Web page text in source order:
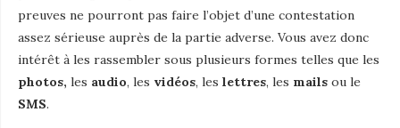
preuves ne pourront pas faire l’objet d’une contestation
assez sérieuse auprès de la partie adverse. Vous avez donc
intérêt à les rassembler sous plusieurs formes telles que les
photos, les audio, les vidéos, les lettres, les mails ou le
SMS.